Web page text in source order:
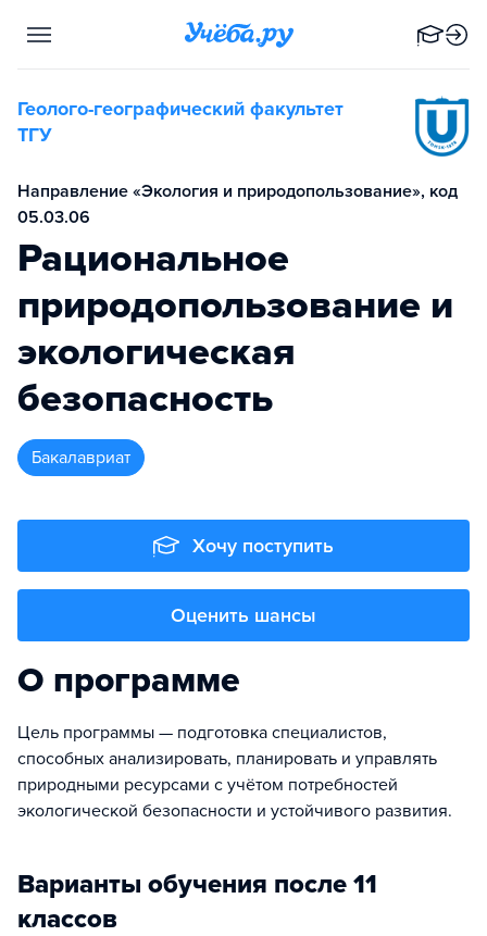
Геолого-географический факультет
ТГУ
Направление «Экология и природопользование», код
05.03.06
Рациональное
природопользование и
экологическая
безопасность
бакалавриат
Хочу поступить
Оценить шансы
О программе
Цель программы — подготовка специалистов,
способных анализировать, планировать и управлять
природными ресурсами с учётом потребностей
экологической безопасности и устойчивого развития.
Варианты обучения после 11
классов